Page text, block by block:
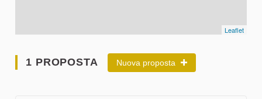
Leaflet
1 PROPOSTA Nuova proposta